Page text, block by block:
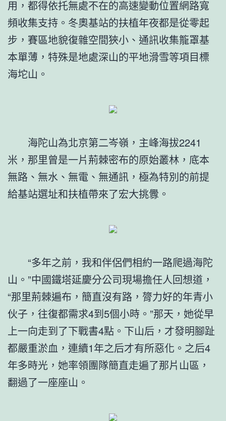
用，都得依托無處不在的高速變動位置網路寬
頻收集支持。冬奧基站的扶植年夜都是從零起
步，賽區地貌復雜空間狹小、通訊收集籠罩基
本單薄，特殊是地處深山的平地滑雪等項目標
海坨山。
海陀山為北京第二岑嶺，主峰海拔2241
米，那里曾是一片荊棘密布的原始叢林，底本
無路、無水、無電、無通訊，極為特別的前提
給基站選址和扶植帶來了宏大挑釁。
“多年之前，我和伴侶們相約一路爬過海陀
山。”中國鐵塔延慶分公司現場擔任人回想道，
“那里荊棘遍布，簡直沒有路，膂力好的年青小
伙子，往復都需求4到5個小時。”那天，她從早
上一向走到了下戰書4點。下山后，才發明腳趾
都嚴重淤血，連續1年之后才有所惡化。之后4
年多時光，她率領團隊簡直走遍了那片山區，
翻過了一座座山。